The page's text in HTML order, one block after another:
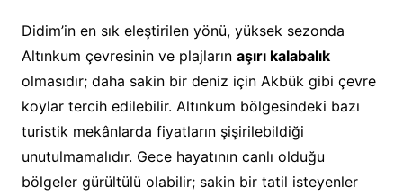
Didim’in en sık eleştirilen yönü, yüksek sezonda
Altınkum çevresinin ve plajların aşırı kalabalık
olmasıdır; daha sakin bir deniz için Akbük gibi çevre
koylar tercih edilebilir. Altınkum bölgesindeki bazı
turistik mekânlarda fiyatların şişirilebildiği
unutulmamalıdır. Gece hayatının canlı olduğu
bölgeler gürültülü olabilir; sakin bir tatil isteyenler